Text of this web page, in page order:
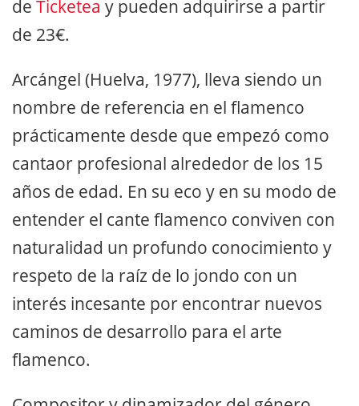
de Ticketea y pueden adquirirse a partir
de 23€.
Arcángel (Huelva, 1977), lleva siendo un
nombre de referencia en el flamenco
prácticamente desde que empezó como
cantaor profesional alrededor de los 15
años de edad. En su eco y en su modo de
entender el cante flamenco conviven con
naturalidad un profundo conocimiento y
respeto de la raíz de lo jondo con un
interés incesante por encontrar nuevos
caminos de desarrollo para el arte
flamenco.